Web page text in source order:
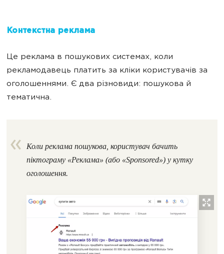
Контекстна реклама
Це реклама в пошукових системах, коли
рекламодавець платить за кліки користувачів за
оголошеннями. Є два різновиди: пошукова й
тематична.
Коли реклама пошукова, користувач бачить
піктограму «Реклама» (або «Sponsored») у кутку
оголошення.